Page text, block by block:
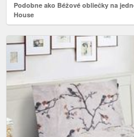
Podobne ako Béžové obliečky na
House